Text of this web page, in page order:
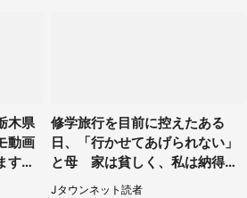
木県
動画
【7
修学旅行を目前に控えたある
日、「行かせてあげられない」
と母 家は貧しく、私は納得し
たけれど...（北海道・70代以上
Jタウンネット読者